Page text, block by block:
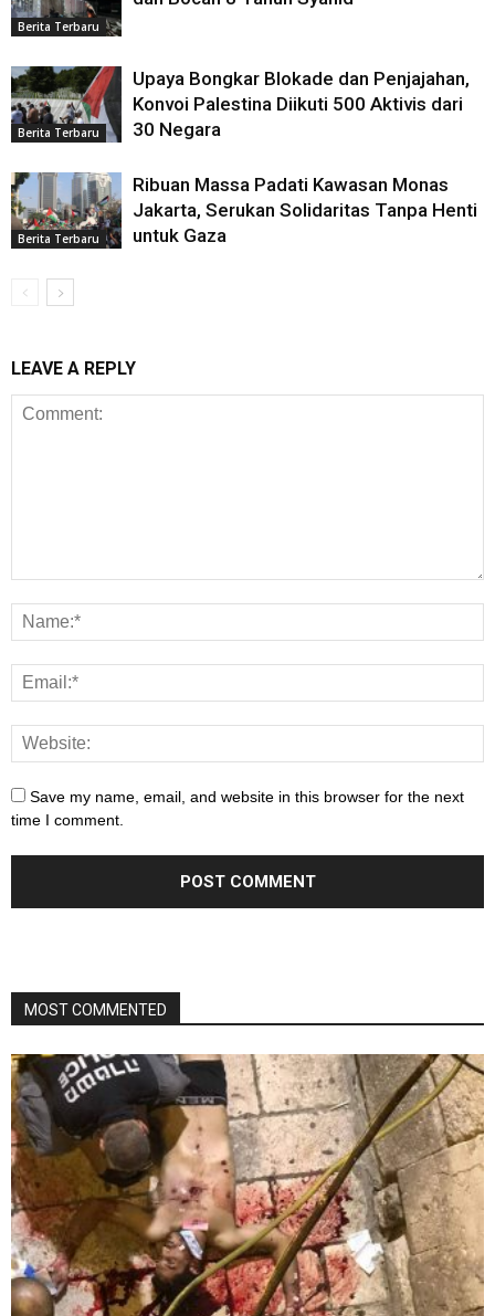
Berita Terbaru
Berita Terbaru
Upaya Bongkar Blokade dan Penjajahan,
Konvoi Palestina Diikuti 500 Aktivis dari
30 Negara
Berita Terbaru
Ribuan Massa Padati Kawasan Monas
Jakarta, Serukan Solidaritas Tanpa Henti
untuk Gaza
LEAVE A REPLY
Save my name, email, and website in this browser for the next
time I comment.
MOST COMMENTED